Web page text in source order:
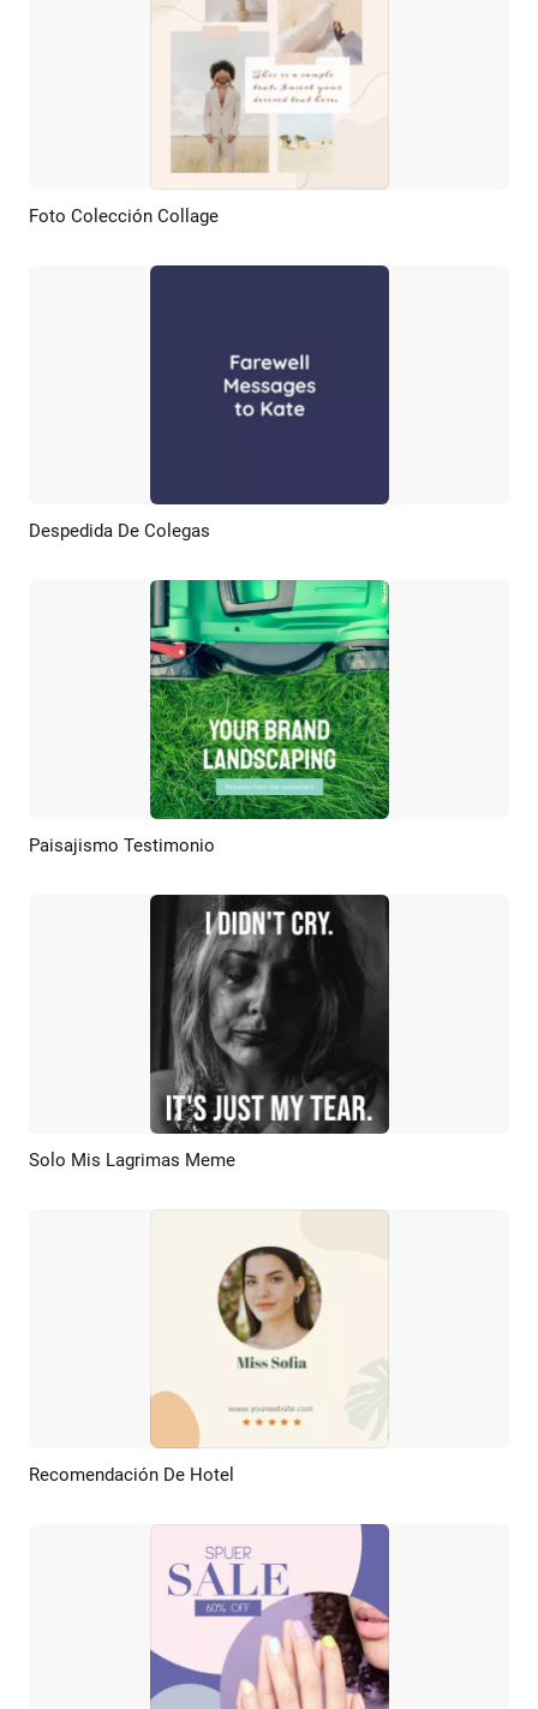
Previsualizar
Foto Colección Collage
Previsualizar
Despedida De Colegas
Previsualizar
Paisajismo Testimonio
Previsualizar
Solo Mis Lagrimas Meme
Previsualizar
Recomendación De Hotel